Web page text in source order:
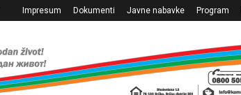
Impresum Dokumenti Javne nabavke Program